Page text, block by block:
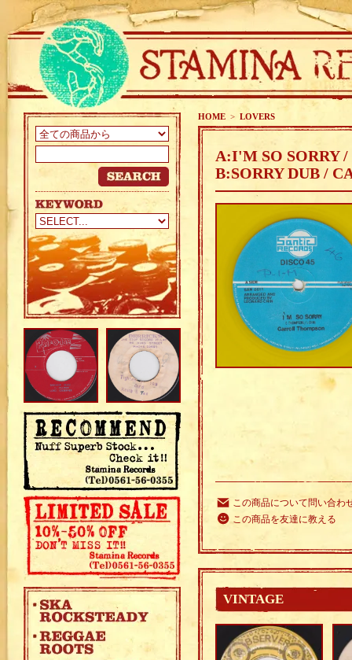
HOME > LOVERS
A:I'M SO SORRY
B:SORRY DUB /
この商品について問い合わ
この商品を友達に教える
VINTAGE